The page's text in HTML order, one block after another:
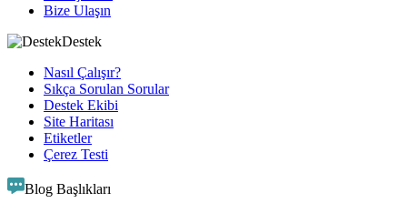
Bize Ulaşın
Destek
Nasıl Çalışır?
Sıkça Sorulan Sorular
Destek Ekibi
Site Haritası
Etiketler
Çerez Testi
Blog Başlıkları